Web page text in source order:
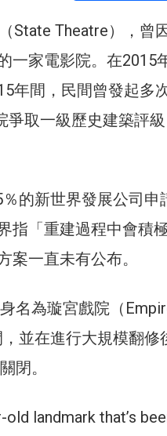
State Theatre），曾
一家電影院。在2015
年間，民間曾發起多
取一級歷史建築評級
的新世界發展公司申
指「重建過程中會積
案一直未有公布。
名為璇宮戲院（
並在進行大規模翻修
閉。
landmark that’s